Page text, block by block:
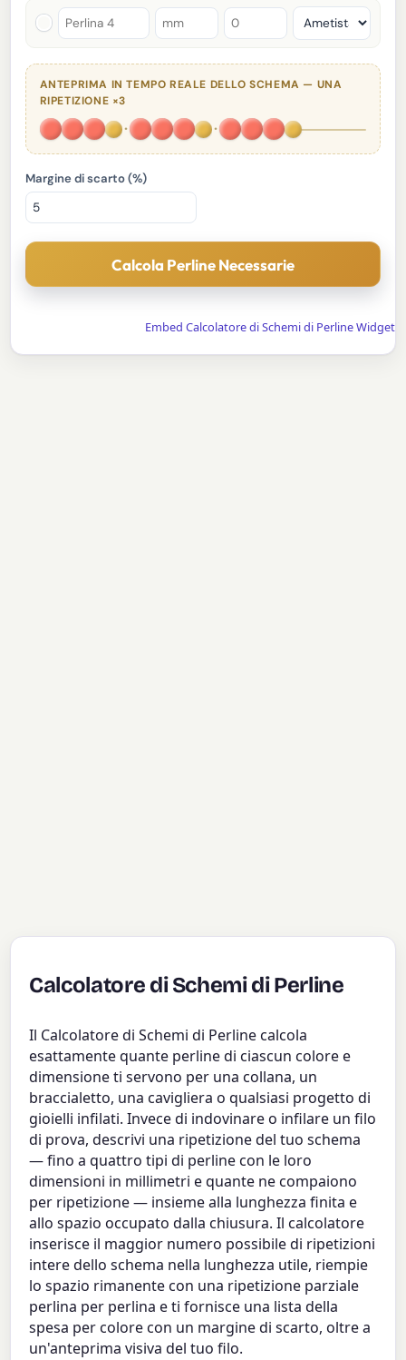
ANTEPRIMA IN TEMPO REALE DELLO SCHEMA — UNA
RIPETIZIONE ×3
· ·
Margine di scarto (%)
Calcola Perline Necessarie
Embed Calcolatore di Schemi di Perline Widget
Calcolatore di Schemi di Perline
Il Calcolatore di Schemi di Perline calcola
esattamente quante perline di ciascun colore e
dimensione ti servono per una collana, un
braccialetto, una cavigliera o qualsiasi progetto di
gioielli infilati. Invece di indovinare o infilare un filo
di prova, descrivi una ripetizione del tuo schema
— fino a quattro tipi di perline con le loro
dimensioni in millimetri e quante ne compaiono
per ripetizione — insieme alla lunghezza finita e
allo spazio occupato dalla chiusura. Il calcolatore
inserisce il maggior numero possibile di ripetizioni
intere dello schema nella lunghezza utile, riempie
lo spazio rimanente con una ripetizione parziale
perlina per perlina e ti fornisce una lista della
spesa per colore con un margine di scarto, oltre a
un'anteprima visiva del tuo filo.